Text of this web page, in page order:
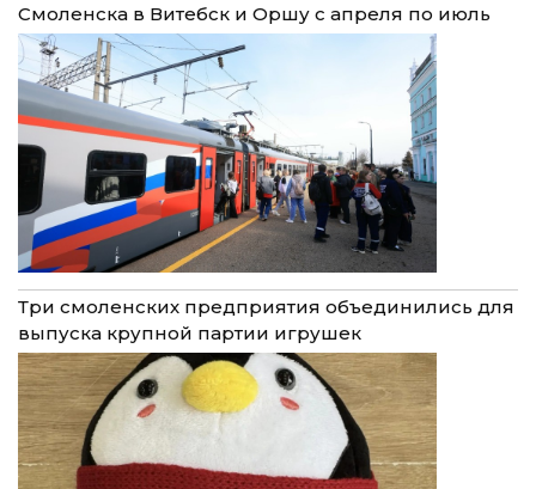
Смоленска в Витебск и Оршу с апреля по июль
Три смоленских предприятия объединились для
выпуска крупной партии игрушек